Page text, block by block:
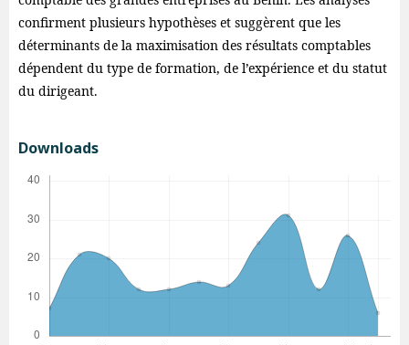
confirment plusieurs hypothèses et suggèrent que les
déterminants de la maximisation des résultats comptables
dépendent du type de formation, de l’expérience et du statut
du dirigeant.
Downloads